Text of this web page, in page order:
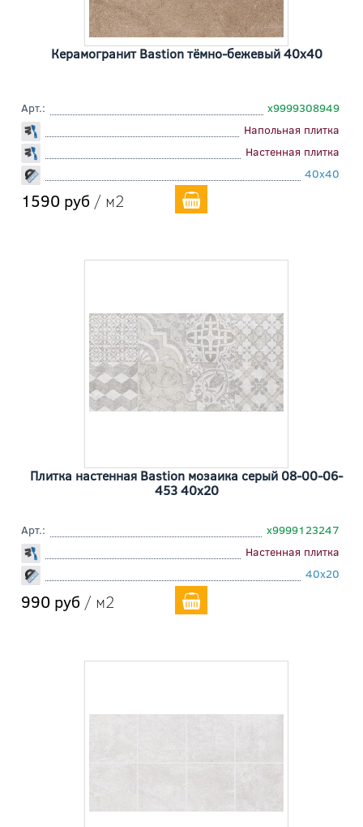
Керамогранит Bastion тёмно-бежевый 40x40
Арт.:
х9999308949
Напольная плитка
Настенная плитка
40x40
1590 руб / м2
Плитка настенная Bastion мозаика серый 08-00-06-
453 40x20
Арт.:
х9999123247
Настенная плитка
40x20
990 руб / м2